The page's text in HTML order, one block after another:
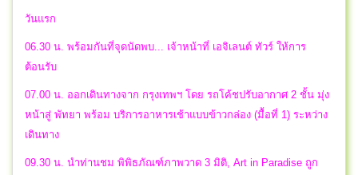
วันแรก
06.30 น. พร้อมกันที่จุดนัดพบ... เจ้าหน้าที่ เอจิเลนต์ ทัวร์ ให้การ
ต้อนรับ
07.00 น. ออกเดินทางจาก กรุงเทพฯ โดย รถโค้ชปรับอากาศ 2 ชั้น มุ่ง
หน้าสู่ พัทยา พร้อม บริการอาหารเช้าแบบข้าวกล่อง (มื้อที่ 1) ระหว่าง
เดินทาง
09.30 น. นำท่านชม พิพิธภัณฑ์ภาพวาด 3 มิติ, Art in Paradise ถูก